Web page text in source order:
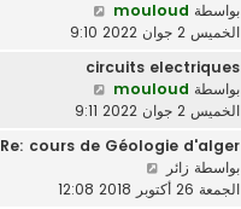
م
ش
ر
ك
ة
آ
خ
ر
م
ش
ر
ة
بواسطة mouloud
ا
د
خ
ر
ش
الخميس 2 جوان 2022 9:10
circuits electriques
بواسطة mouloud
ا
د
خ
الخميس 2 جوان 2022 9:11
Re: cours de Géologie d'alger…
بواسطة زائر
ا
الجمعة 26 أكتوبر 2018 12:08